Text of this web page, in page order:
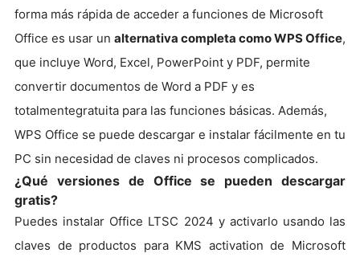
forma más rápida de acceder a funciones de Microsoft
Office es usar un alternativa completa como WPS Office,
que incluye Word, Excel, PowerPoint y PDF, permite
convertir documentos de Word a PDF y es
totalmentegratuita para las funciones básicas. Además,
WPS Office se puede descargar e instalar fácilmente en tu
PC sin necesidad de claves ni procesos complicados.
¿Qué versiones de Office se pueden descargar
gratis?
Puedes instalar Office LTSC 2024 y activarlo usando las
claves de productos para KMS activation de Microsoft